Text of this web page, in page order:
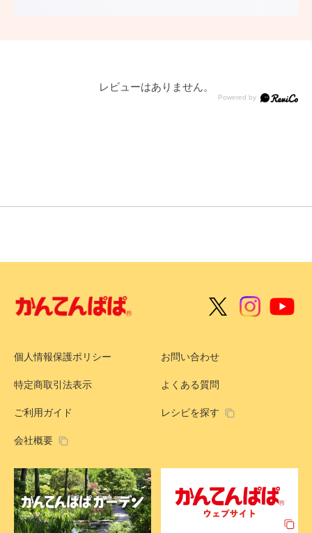
レビューはありません。
個人情報保護ポリシー お問い合わせ
特定商取引法表示 よくある質問
ご利用ガイド レシピを探す
会社概要